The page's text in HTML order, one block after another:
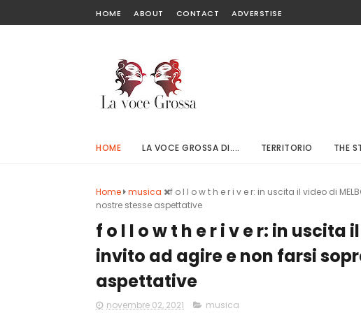
HOME ABOUT CONTACT ADVERSTISE
HOME LA VOCE GROSSA DI.... TERRITORIO THE
Home musica
f o l l o w t h e r i v e r: in uscita il video di
nostre stesse aspettative
f o l l o w t h e r i v e r: in uscita
invito ad agire e non farsi
aspettative
novembre 02, 2021 musica